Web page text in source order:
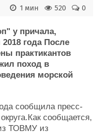
флота
0
520
1 мин
у причала,
года После
практикантов
поход в
морской
сообщила пресс-
сообщается,
ТОВМУ из